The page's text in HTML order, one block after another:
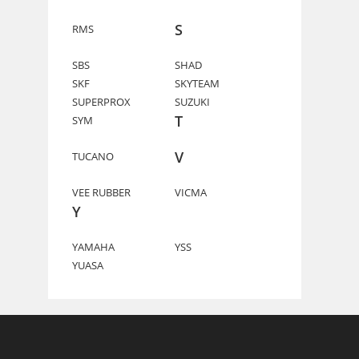
RMS S
SBS
SHAD
SKF
SKYTEAM
SUPERPROX
SUZUKI
SYM
T
TUCANO V
VEE RUBBER VICMA
Y
YAMAHA
YSS
YUASA